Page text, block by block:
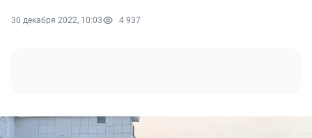
30 декабря 2022, 10:03 4 937